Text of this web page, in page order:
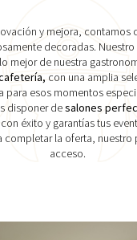
y mejora, contamos
decoradas. Nuestro
mejor de nuestra
con una amplia
para esos momentos
disponer desalones
éxito y garantías tus
completar la oferta, nuestro
acceso.